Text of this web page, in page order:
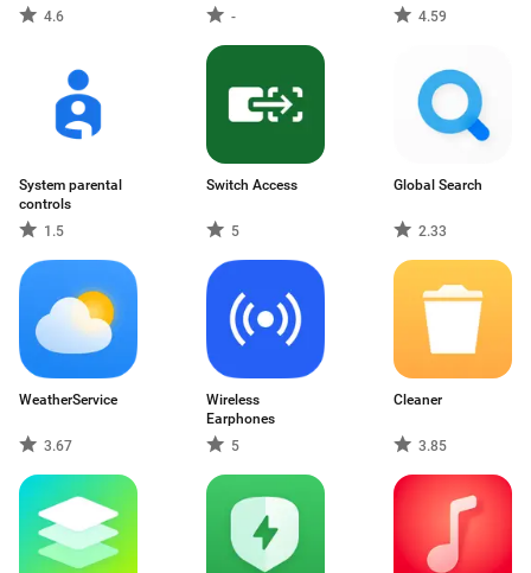
4.6
- 4.59
System parental
controls
1.5
Switch Access
5
Global Search
2.33
WeatherService
3.67
Wireless
Earphones
5
Cleaner
3.85